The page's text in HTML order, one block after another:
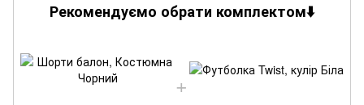
Рекомендуємо обрати комплектом⬇️